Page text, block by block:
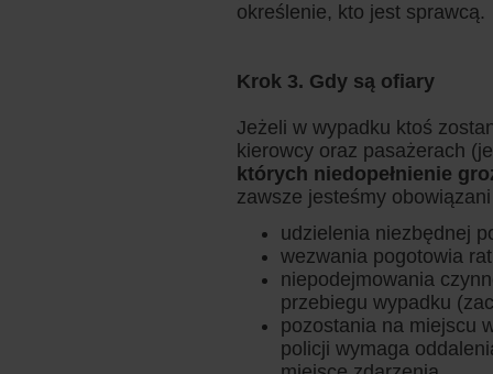
określenie, kto jest sprawcą.
Krok 3. Gdy są ofiary
Jeżeli w wypadku ktoś
kierowcy oraz pasażerach
których niedopełnienie
zawsze jesteśmy
udzielenia niezbędnej
wezwania pogotowia
niepodejmowania
przebiegu wypadku
pozostania na miejscu
policji wymaga